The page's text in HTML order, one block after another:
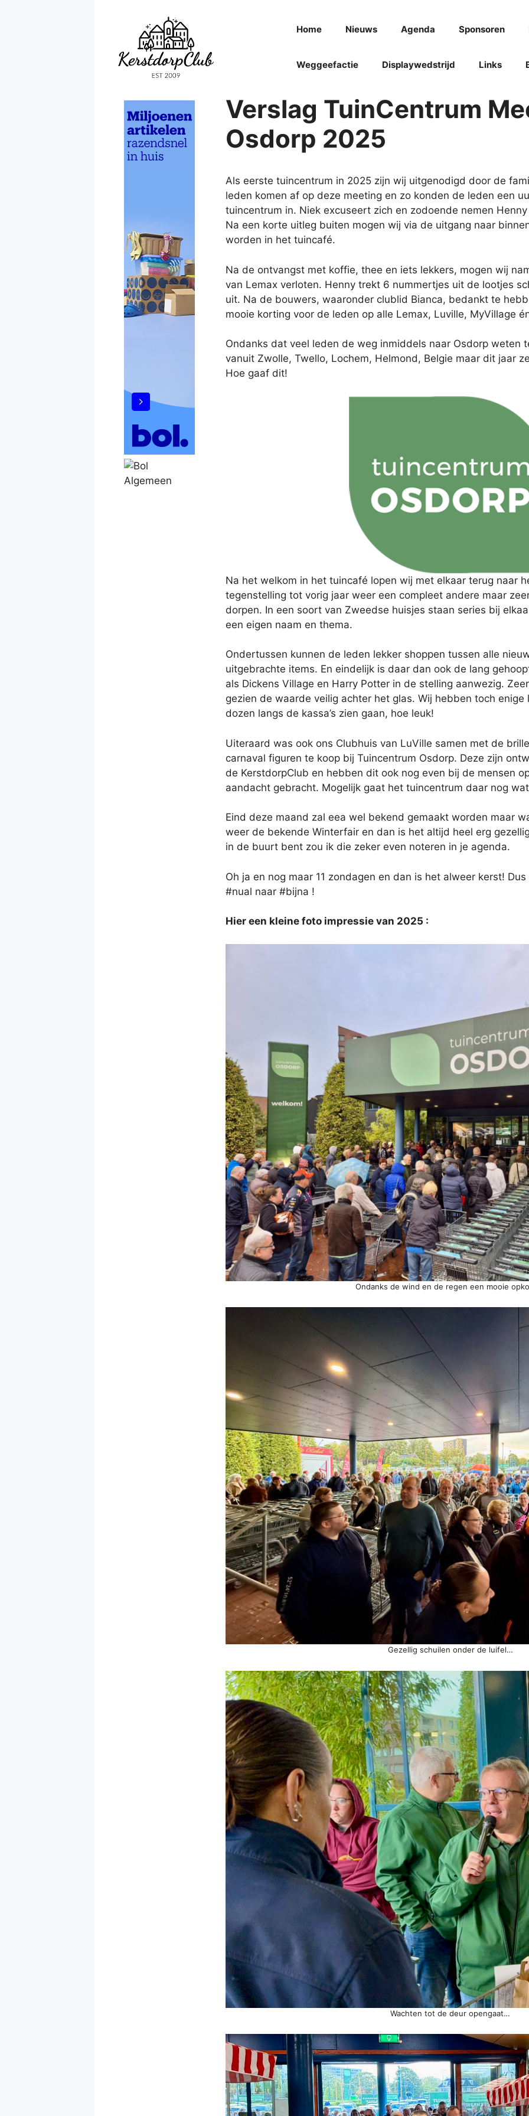
Home Nieuws Agenda Sponsoren
Weggeefactie Displaywedstrijd Links
Verslag TuinCentrum
Osdorp 2025
Als eerste tuincentrum in 2025 zijn wij uitgenodigd door de
leden komen af op deze meeting en zo konden de leden een
tuincentrum in. Niek excuseert zich en zodoende nemen
Na een korte uitleg buiten mogen wij via de uitgang naar
worden in het tuincafé.
Na de ontvangst met koffie, thee en iets lekkers, mogen wij
van Lemax verloten. Henny trekt 6 nummertjes uit de lootjes
uit. Na de bouwers, waaronder clublid Bianca, bedankt te
mooie korting voor de leden op alle Lemax, Luville, MyVillage
Ondanks dat veel leden de weg inmiddels naar Osdorp weten
vanuit Zwolle, Twello, Lochem, Helmond, Belgie maar dit jaar
Hoe gaaf dit!
Na het welkom in het tuincafé lopen wij met elkaar terug naar
tegenstelling tot vorig jaar weer een compleet andere maar
dorpen. In een soort van Zweedse huisjes staan series bij
een eigen naam en thema.
Ondertussen kunnen de leden lekker shoppen tussen alle
uitgebrachte items. En eindelijk is daar dan ook de lang
als Dickens Village en Harry Potter in de stelling aanwezig.
gezien de waarde veilig achter het glas. Wij hebben toch
dozen langs de kassa’s zien gaan, hoe leuk!
Uiteraard was ook ons Clubhuis van LuVille samen met de
carnaval figuren te koop bij Tuincentrum Osdorp. Deze zijn
de KerstdorpClub en hebben dit ook nog even bij de mensen
aandacht gebracht. Mogelijk gaat het tuincentrum daar nog
Eind deze maand zal eea wel bekend gemaakt worden maar
weer de bekende Winterfair en dan is het altijd heel erg
in de buurt bent zou ik die zeker even noteren in je agenda.
Oh ja en nog maar 11 zondagen en dan is het alweer kerst!
#nual naar #bijna !
Hier een kleine foto impressie van 2025 :
Ondanks de wind en de regen een mooie
Gezellig schuilen onder de luifel…
Wachten tot de deur opengaat…